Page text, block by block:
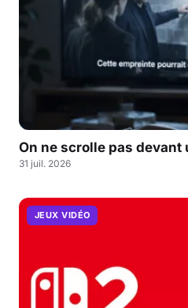
On ne scrolle pas devant
31 juil. 2026
JEUX VIDÉO